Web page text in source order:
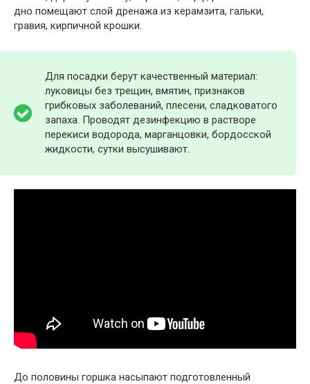
дно помещают слой дренажа из керамзита, гальки,
гравия, кирпичной крошки.
Для посадки берут качественный материал:
луковицы без трещин, вмятин, признаков
грибковых заболеваний, плесени, сладковатого
запаха. Проводят дезинфекцию в растворе
перекиси водорода, марганцовки, бордосской
жидкости, сутки высушивают.
До половины горшка насыпают подготовленный